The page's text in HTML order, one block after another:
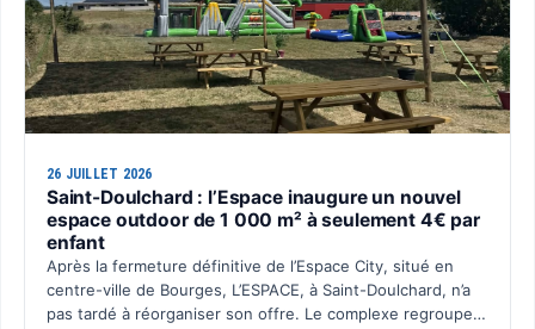
26 JUILLET 2026
Saint-Doulchard : l’Espace inaugure un nouvel
espace outdoor de 1 000 m² à seulement 4€ par
enfant
Après la fermeture définitive de l’Espace City, situé en
centre-ville de Bourges, L’ESPACE, à Saint-Doulchard, n’a
pas tardé à réorganiser son offre. Le complexe regroupe